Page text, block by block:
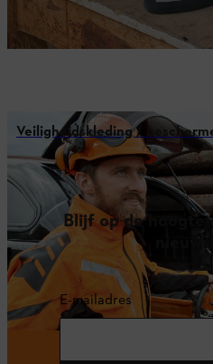
Veiligheidskleding /
Blijf op de hoogte
E-mailadres